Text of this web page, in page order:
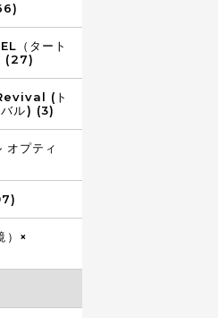
（タート
(27)
(ト
バル) (3)
プティ
）×